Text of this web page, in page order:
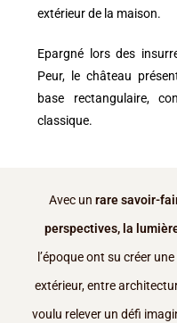
extérieur de la maison.
Epargné lors des
Peur, le château
base rectangulaire,
classique.
Avec un rare savoir-
perspectives, la
l’époque ont su créer
extérieur, entre
voulu relever un défi